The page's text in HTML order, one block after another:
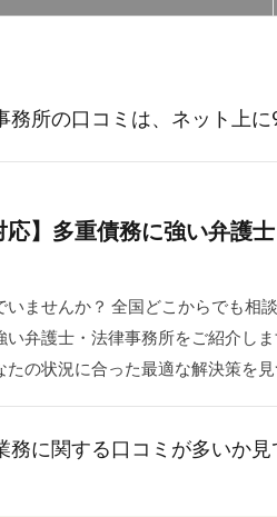
務所の口コミは、ネット上に
応】多重債務に強い弁護
いませんか？ 全国どこからでも相
い弁護士・法律事務所をご紹介し
たの状況に合った最適な解決策を
務に関する口コミが多いか見